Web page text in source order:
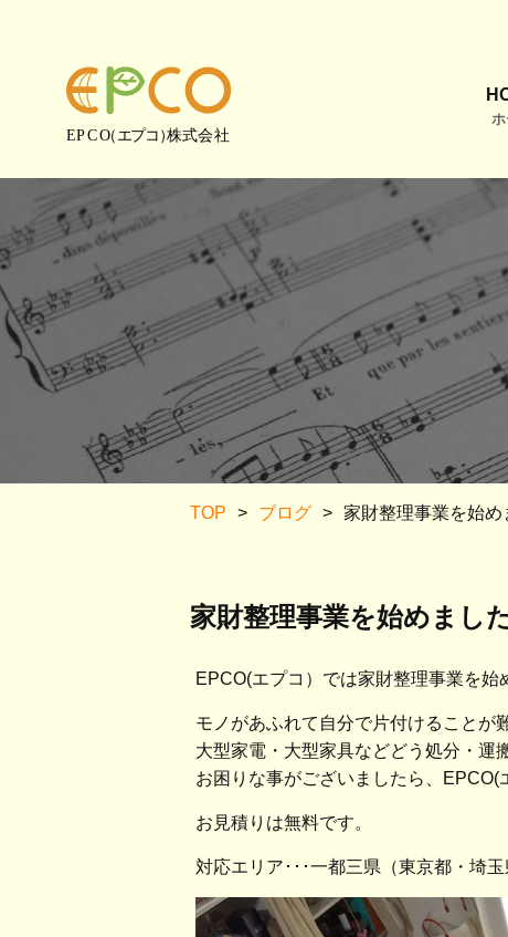
TOP > ブログ > 家財整理事業を始め
家財整理事業を始めました
EPCO(エプコ）では家財整理事業を始
モノがあふれて自分で片付けることが
大型家電・大型家具などどう処分・運
お困りな事がございましたら、EPCO(
お見積りは無料です。
対応エリア･･･一都三県（東京都・埼玉